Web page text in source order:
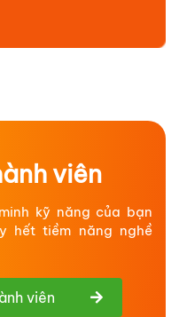
viên
kỹ năng của bạn
hết tiềm năng nghề
viên